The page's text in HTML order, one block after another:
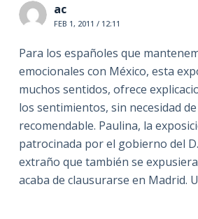
ac
FEB 1, 2011 / 12:11
Para los españoles que
emocionales con México, esta
muchos sentidos, ofrece
los sentimientos, sin necesidad
recomendable. Paulina, la
patrocinada por el gobierno del
extraño que también se
acaba de clausurarse en Madrid.